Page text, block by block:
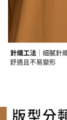
「AFTEE先享後付
任。
４．使用「AFTEE
時審查核予不同之
恩沛科技股份有限公
每筆NT$130，滿